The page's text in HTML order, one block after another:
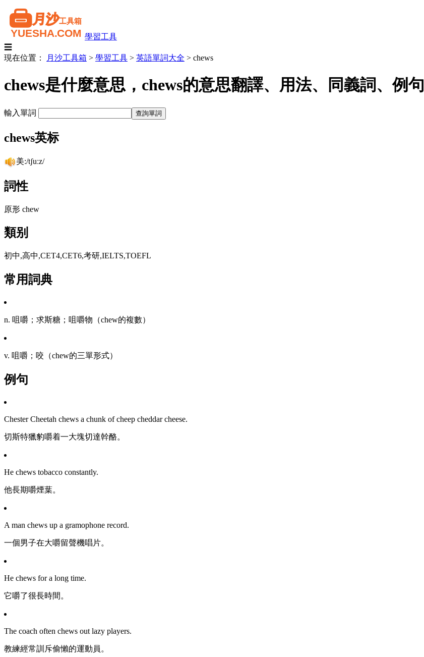
學習工具
☰
現在位置：
月沙工具箱 > 學習工具 > 英語單詞大全 > chews
chews是什麼意思，chews的意思翻譯、用法、同義詞、例句
輸入單詞
chews英标
美:/tʃuːz/
詞性
原形 chew
類别
初中,高中,CET4,CET6,考研,IELTS,TOEFL
常用詞典
n. 咀嚼；求斯糖；咀嚼物（chew的複數）
v. 咀嚼；咬（chew的三單形式）
例句
Chester Cheetah chews a chunk of cheep cheddar cheese.
切斯特獵豹嚼着一大塊切達幹酪。
He chews tobacco constantly.
他長期嚼煙葉。
A man chews up a gramophone record.
一個男子在大嚼留聲機唱片。
He chews for a long time.
它嚼了很長時間。
The coach often chews out lazy players.
教練經常訓斥偷懶的運動員。